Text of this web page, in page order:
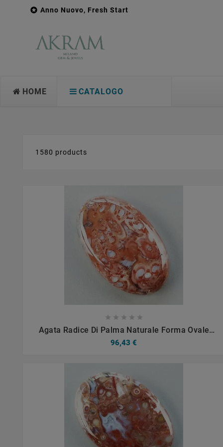
 Anno Nuovo, Fresh Start
HOME CATALOGO
1580 products
    
Agata Radice Di Palma Naturale Forma Ovale
Piatto Cabochon Liscio Fatto A Mano 31X19mm
5.40gm 1pz
96,43 €